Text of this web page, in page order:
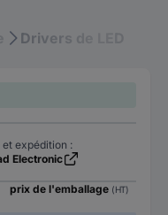
Drivers de LED
et expédition :
Electronic
prix de l'emballage (HT)